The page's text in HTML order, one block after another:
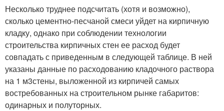
Несколько труднее подсчитать (хотя и возможно),
сколько цементно-песчаной смеси уйдет на кирпичную
кладку, однако при соблюдении технологии
строительства кирпичных стен ее расход будет
совпадать с приведенным в следующей таблице. В ней
указаны данные по расходованию кладочного раствора
на 1 м3стены, выложенной из кирпичей самых
востребованных на строительном рынке габаритов:
одинарных и полуторных.